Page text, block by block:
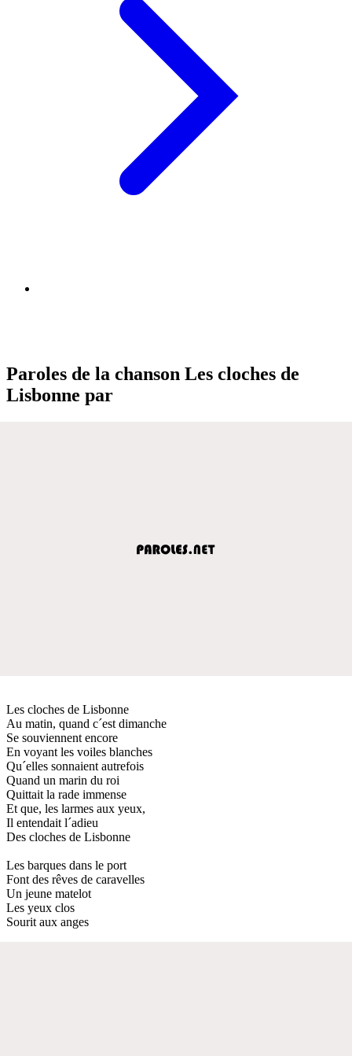
Paroles de la chanson Les cloches de
Lisbonne par
Les cloches de Lisbonne
Au matin, quand c´est dimanche
Se souviennent encore
En voyant les voiles blanches
Qu´elles sonnaient autrefois
Quand un marin du roi
Quittait la rade immense
Et que, les larmes aux yeux,
Il entendait l´adieu
Des cloches de Lisbonne
Les barques dans le port
Font des rêves de caravelles
Un jeune matelot
Les yeux clos
Sourit aux anges